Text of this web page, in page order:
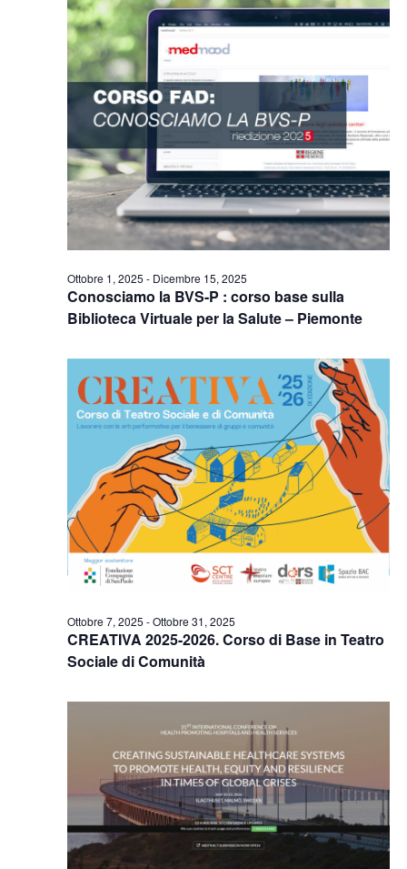
Conosciamo la BVS-P : corso base sulla
Biblioteca Virtuale per la Salute – Piemonte
Ottobre 1, 2025 - Dicembre 15, 2025
CREATIVA 2025-2026. Corso di Base in Teatro
Sociale di Comunità
Ottobre 7, 2025 -Ottobre 31, 2025